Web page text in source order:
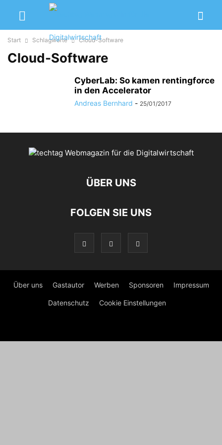
Start Schlagworte Cloud-Software
Cloud-Software
CyberLab: So kamen rentingforce
in den Accelerator
Andreas Bernhard - 25/01/2017
ÜBER UNS
FOLGEN SIE UNS
Über uns Gastautor Werben Sponsoren Impressum
Datenschutz Cookie Einstellungen